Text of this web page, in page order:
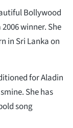
Bollywood
winner. She
in Sri Lanka on
for Aladin
She has
song